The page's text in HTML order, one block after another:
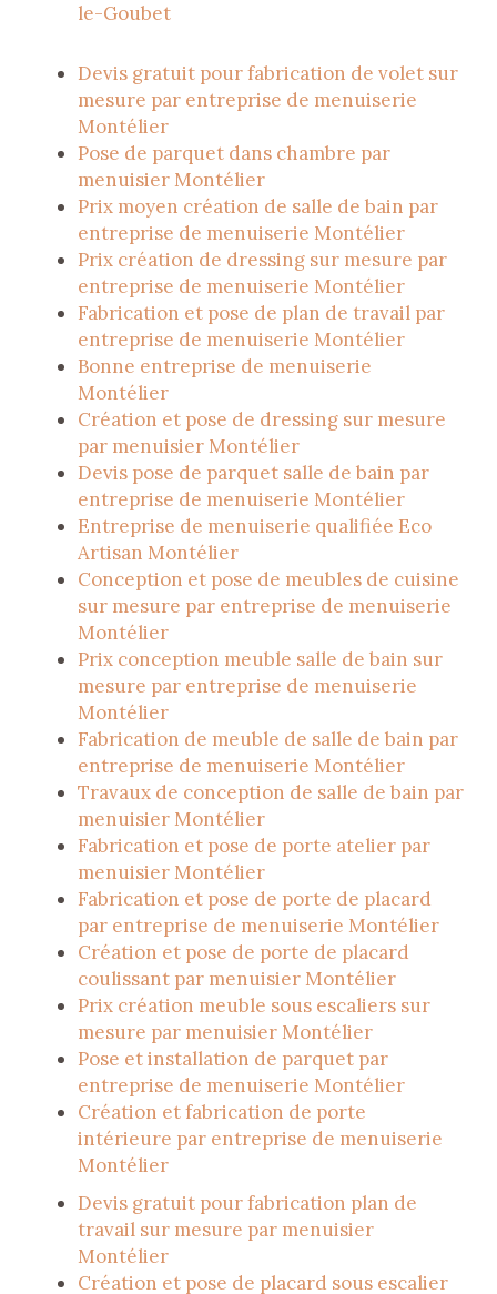
le-Goubet
Devis gratuit pour fabrication de volet sur
mesure par entreprise de menuiserie
Montélier
Pose de parquet dans chambre par
menuisier Montélier
Prix moyen création de salle de bain par
entreprise de menuiserie Montélier
Prix création de dressing sur mesure par
entreprise de menuiserie Montélier
Fabrication et pose de plan de travail par
entreprise de menuiserie Montélier
Bonne entreprise de menuiserie
Montélier
Création et pose de dressing sur mesure
par menuisier Montélier
Devis pose de parquet salle de bain par
entreprise de menuiserie Montélier
Entreprise de menuiserie qualifiée Eco
Artisan Montélier
Conception et pose de meubles de cuisine
sur mesure par entreprise de menuiserie
Montélier
Prix conception meuble salle de bain sur
mesure par entreprise de menuiserie
Montélier
Fabrication de meuble de salle de bain par
entreprise de menuiserie Montélier
Travaux de conception de salle de bain par
menuisier Montélier
Fabrication et pose de porte atelier par
menuisier Montélier
Fabrication et pose de porte de placard
par entreprise de menuiserie Montélier
Création et pose de porte de placard
coulissant par menuisier Montélier
Prix création meuble sous escaliers sur
mesure par menuisier Montélier
Pose et installation de parquet par
entreprise de menuiserie Montélier
Création et fabrication de porte
intérieure par entreprise de menuiserie
Montélier
Devis gratuit pour fabrication plan de
travail sur mesure par menuisier
Montélier
Création et pose de placard sous escalier